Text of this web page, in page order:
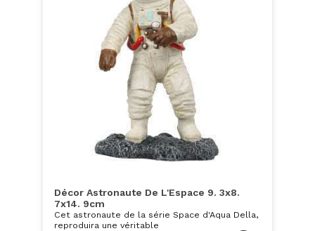
Décor Astronaute De L'Espace 9. 3x8.
7x14. 9cm
Cet astronaute de la série Space d'Aqua Della,
reproduira une véritable